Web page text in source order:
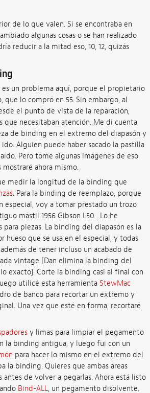
de lo que valen. Si se encontraba en
algunas cosas o se han realizado
reducir a la mitad eso, 10, 12, quizás
es un problema aquí, porque el propietario
que lo compró en 55. Sin embargo, al
el punto de vista de la reparación,
que necesitaban atención. Me di cuenta
de binding en el extremo del diapasón y
Alguien puede haber sacado la pastilla
Pero tomé algunas imágenes de eso
mostraré ahora mismo.
medir la longitud de la binding que
. Para la binding de reemplazo, porque
especial, voy a tomar prestado un trozo
mástil 1956 Gibson L50 . Lo he
para piezas. La binding del diapasón es la
hueso que se usa en el especial, y todas
de tener incluso un acabado de
vintage [Dan elimina la binding del
exacto]. Corte la binding casi al final con
utilicé esta herramienta StewMac
de banco para recortar un extremo y
Una vez que esté en forma, recortaré
y limas para limpiar el pegamento
la binding antigua, y luego fui con un
para hacer lo mismo en el extremo del
la binding. Quieres que ambas áreas
de volver a pegarlas. Ahora está listo
Bind-ALL, un pegamento disolvente.